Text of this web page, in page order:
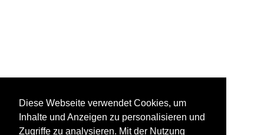
Diese Webseite verwendet Cookies, um
Inhalte und Anzeigen zu personalisieren und
Zugriffe zu analysieren. Mit der Nutzung